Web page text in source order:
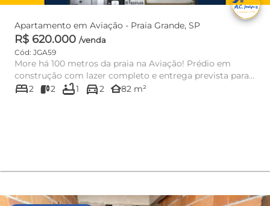
Apartamento em Aviação - Praia Grande, SP
R$ 620.000 /venda
Cód: JGA59
More há 100 metros da praia na Aviação! Prédio em
construção com lazer completo e entrega prevista para
o fim de 20...
bed2 2 bathtub1 directions_car2 other_houses82 m²